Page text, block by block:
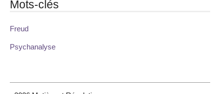
Mots-clés
Freud
Psychanalyse